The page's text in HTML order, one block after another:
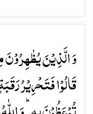
وَ الَّذِیۡنَ
قَالُوۡا فَتَحۡرِیۡرُ